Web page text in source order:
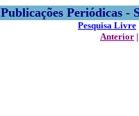
Publicações Periódicas
Pesquisa Livre
Anterior |